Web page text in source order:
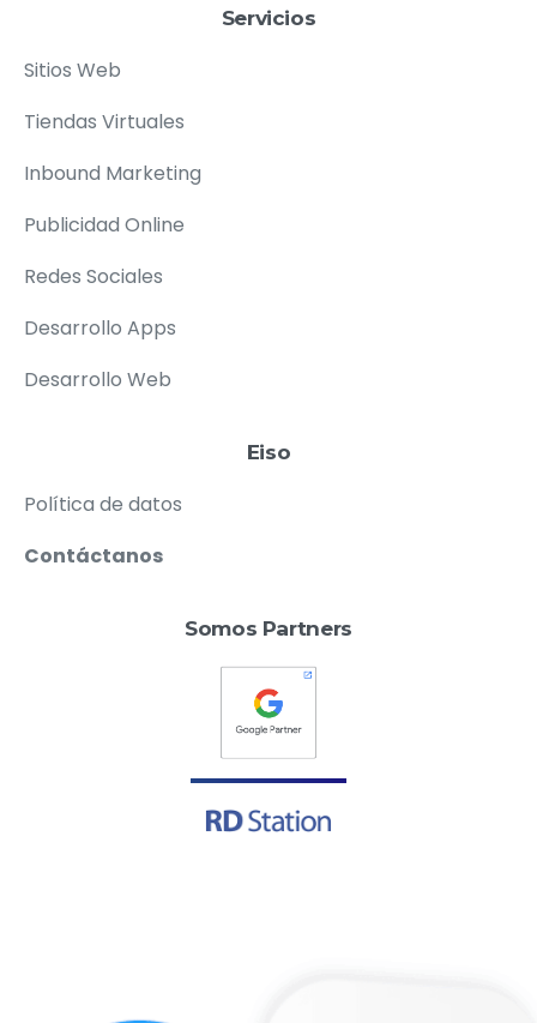
Servicios
Sitios Web
Tiendas Virtuales
Inbound Marketing
Publicidad Online
Redes Sociales
Desarrollo Apps
Desarrollo Web
Eiso
Política de datos
Contáctanos
Somos Partners